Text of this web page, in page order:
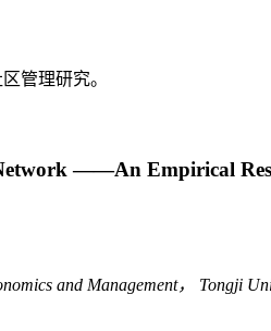
管理研究。
——An Empirical
and Management， Tongji